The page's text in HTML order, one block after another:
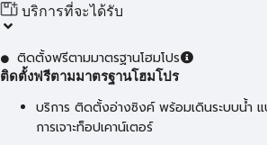
บริการที่จะได้รับ
ติดตั้งฟรีตามมาตรฐานโฮมโปร
ติดตั้งฟรีตามมาตรฐานโฮมโปร
บริการ ติดตั้งอ่างซิงค์ พร้อมเดินระบบน้ำ
การเจาะท็อปเคาน์เตอร์